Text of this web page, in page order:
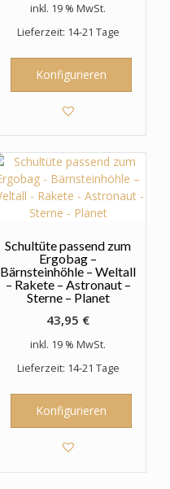
inkl. 19 % MwSt.
Lieferzeit: 14-21 Tage
Konfigurieren
Schultüte passend zum
Ergobag –
Bärnsteinhöhle – Weltall
– Rakete – Astronaut –
Sterne – Planet
43,95 €
inkl. 19 % MwSt.
Lieferzeit: 14-21 Tage
Konfigurieren